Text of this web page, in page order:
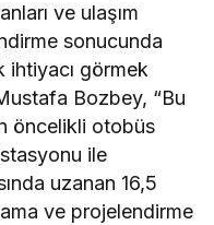
ve ulaşım
sonucunda
ihtiyacı görmek
Bozbey, “Bu
öncelikli otobüs
ile
uzanan 16,5
ve projelendirme